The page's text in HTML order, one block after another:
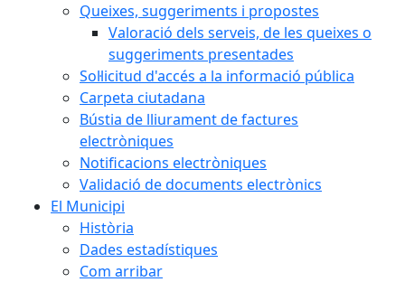
Queixes, suggeriments i propostes
Valoració dels serveis, de les queixes o
suggeriments presentades
Sol·licitud d'accés a la informació pública
Carpeta ciutadana
Bústia de lliurament de factures
electròniques
Notificacions electròniques
Validació de documents electrònics
El Municipi
Història
Dades estadístiques
Com arribar